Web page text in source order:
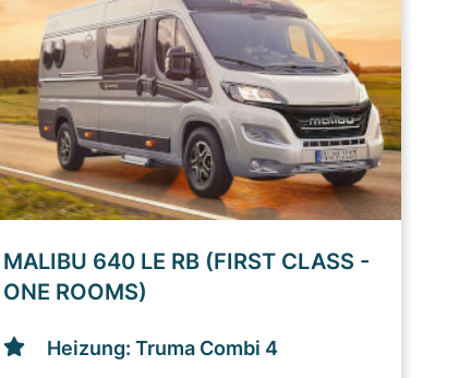
MALIBU 640 LE RB (FIRST CLASS -
ONE ROOMS)
Heizung: Truma Combi 4